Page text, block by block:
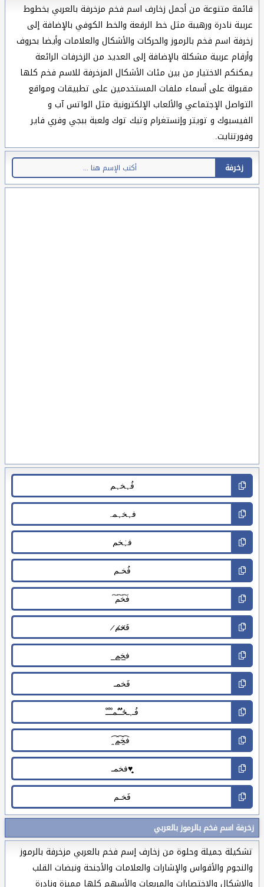
قائمة متنوعة من أجمل زخارف اسم فخم مزخرفة بالعربي بخطوط
عربية نادرة ورهيبة مثل خط الرقعة والخط الكوفي بالإضافة إلى
زخرفة اسم فخم بالرموز والحركات والأشكال والعلامات وأيضا بحروف
وأرقام عربية مشكلة بالإضافة إلى العديد من الزخرفات الرائعة
يمكنكم الاختيار من بين مئات الأشكال المزخرفة للاسم فخم كلها
مقبولة على أسماء ملفات المستخدمين على تطبيقات ومواقع
التواصل الإجتماعي والألعاب الإلكترونية مثل الواتس آب و
الفيسبوك و تويتر وإنستغرام وتيك توك ولعبة ببجي وفري فاير
وفورتنايت.
زخرفة
زخرفة اسم فخم بالرموز بالعربي
تشكيلة جميلة وحلوة من زخارف إسم فخم بالعربي مزخرفة بالرموز
والنجوم والأقواس والإشارات والعلامات والأجنحة ونبضات القلب
والاشكال والاختصارات والمربعات والأسهم كلها مميزة ونادرة